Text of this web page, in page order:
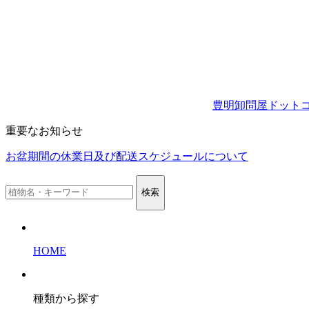
豊明卸問屋ドット
重要なお知らせ
お盆期間の休業日及び配送スケジュールについて
検索
HOME
種類から探す